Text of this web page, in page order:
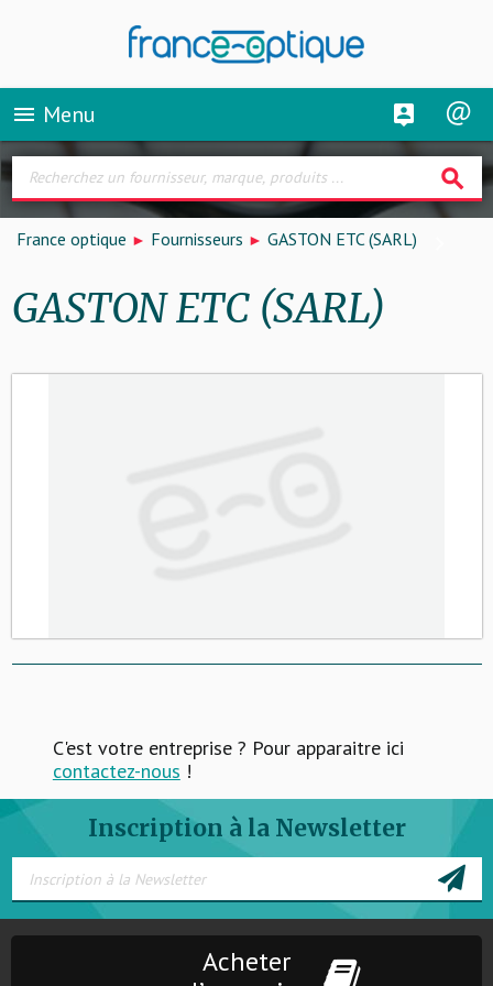
menu Menu
search
France optique Fournisseurs GASTON ETC (SARL)
GASTON ETC (SARL)
C'est votre entreprise ? Pour apparaitre ici
contactez-nous !
Inscription à la Newsletter
Acheter